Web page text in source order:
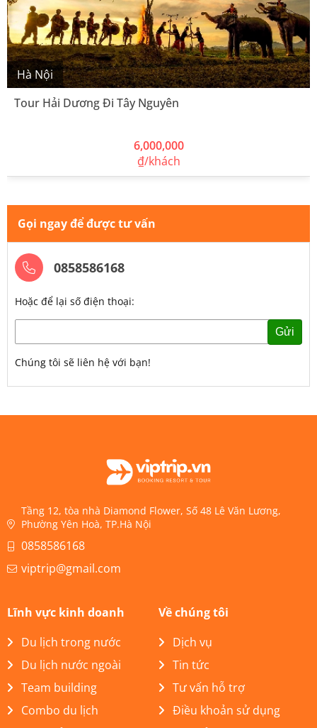
Hà Nội
Tour Hải Dương Đi Tây Nguyên
6,000,000
₫/khách
Gọi ngay để được tư vấn
0858586168
Hoặc để lại số điện thoại:
Gửi
Chúng tôi sẽ liên hệ với bạn!
Tầng 12, tòa nhà Diamond Flower, Số 48 Lê Văn Lương,
Phường Yên Hoà, TP.Hà Nội
0858586168
viptrip@gmail.com
Lĩnh vực kinh doanh
Du lịch trong nước
Du lịch nước ngoài
Team building
Combo du lịch
Về chúng tôi
Dịch vụ
Tin tức
Tư vấn hỗ trợ
Điều khoản sử dụng